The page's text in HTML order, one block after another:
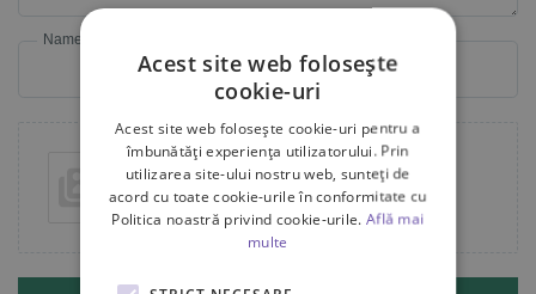
Name
Add photos or video to your review
Acest site web folosește
cookie-uri
Acest site web folosește cookie-uri pentru a
îmbunătăți experiența utilizatorului. Prin
utilizarea site-ului nostru web, sunteți de
acord cu toate cookie-urile în conformitate cu
Politica noastră privind cookie-urile.Află mai
multe